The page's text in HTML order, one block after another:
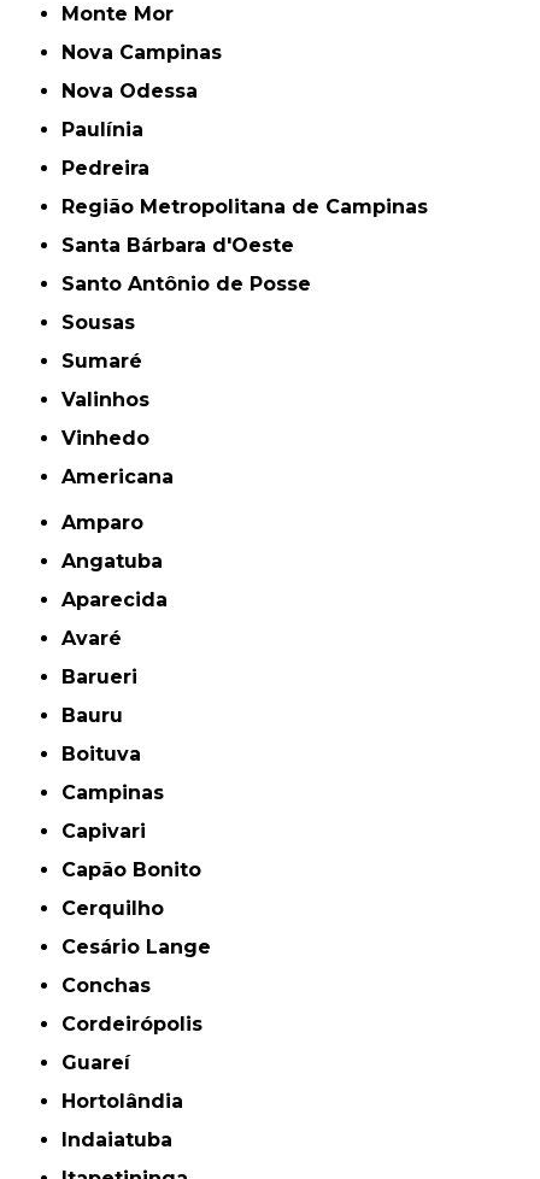
Monte Mor
Nova Campinas
Nova Odessa
Paulínia
Pedreira
Região Metropolitana de Campinas
Santa Bárbara d'Oeste
Santo Antônio de Posse
Sousas
Sumaré
Valinhos
Vinhedo
americana
Amparo
Angatuba
Aparecida
Avaré
Barueri
Bauru
Boituva
Campinas
Capivari
Capão Bonito
Cerquilho
Cesário Lange
Conchas
Cordeirópolis
Guareí
Hortolândia
Indaiatuba